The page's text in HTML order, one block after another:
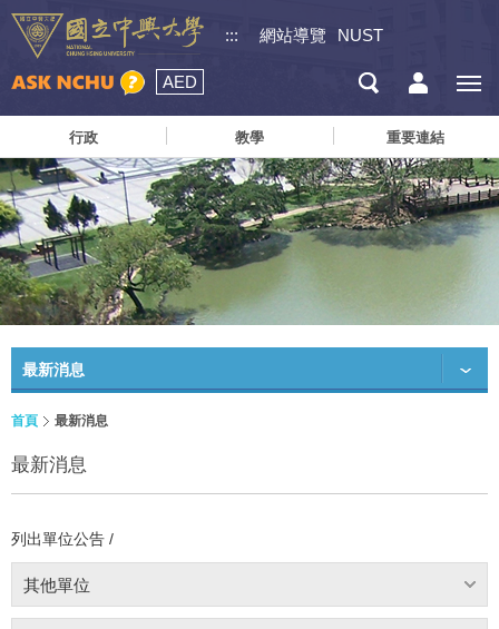
::: 網站導覽 NUST
AED
行政 教學 重要連結
最新消息
首頁 最新消息
最新消息
列出單位公告 /
其他單位